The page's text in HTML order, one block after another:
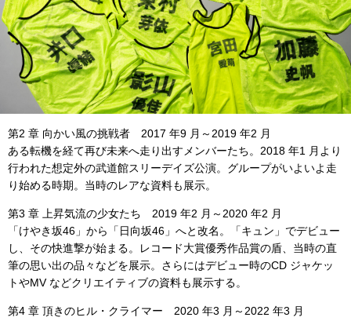
第2 章 向かい風の挑戦者 2017 年9 月～2019 年2 月
ある転機を経て再び未来へ走り出すメンバーたち。2018 年1 月より
行われた想定外の武道館スリーデイズ公演。グループがいよいよ走
り始める時期。当時のレアな資料も展示。
第3 章 上昇気流の少女たち 2019 年2 月～2020 年2 月
「けやき坂46」から「日向坂46」へと改名。「キュン」でデビュー
し、その快進撃が始まる。レコード大賞優秀作品賞の盾、当時の直
筆の思い出の品々などを展示。さらにはデビュー時のCD ジャケッ
トやMV などクリエイティブの資料も展示する。
第4 章 頂きのヒル・クライマー 2020 年3 月～2022 年3 月